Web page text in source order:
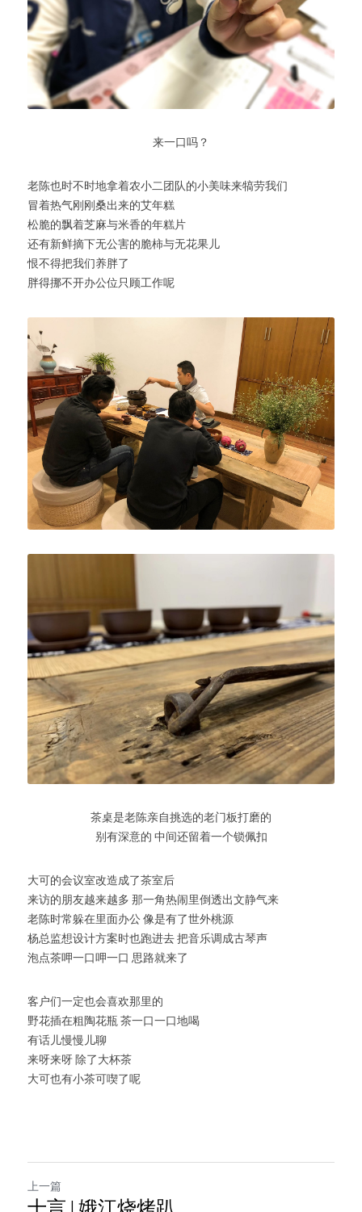
来一口吗？
老陈也时不时地拿着农小二团队的小美味来犒劳我们
冒着热气刚刚桑出来的艾年糕
松脆的飘着芝麻与米香的年糕片
还有新鲜摘下无公害的脆柿与无花果儿
恨不得把我们养胖了
胖得挪不开办公位只顾工作呢
茶桌是老陈亲自挑选的老门板打磨的
别有深意的 中间还留着一个锁佩扣
大可的会议室改造成了茶室后
来访的朋友越来越多 那一角热闹里倒透出文静气来
老陈时常躲在里面办公 像是有了世外桃源
杨总监想设计方案时也跑进去 把音乐调成古琴声
泡点茶呷一口呷一口 思路就来了
客户们一定也会喜欢那里的
野花插在粗陶花瓶 茶一口一口地喝
有话儿慢慢儿聊
来呀来呀 除了大杯茶
大可也有小茶可喫了呢
上一篇